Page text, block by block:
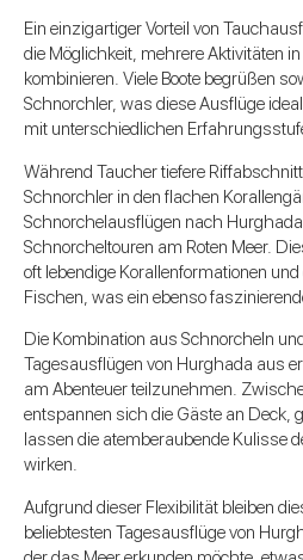
Ein einzigartiger Vorteil von
die Möglichkeit, mehrere Aktivitäten
kombinieren. Viele Boote begrüßen
Schnorchler, was diese Ausflüge
mit unterschiedlichen
Während Taucher tiefere
Schnorchler in den flachen
Schnorchelausflügen nach
Schnorcheltouren am Roten Meer.
oft lebendige Korallenformationen
Fischen, was ein ebenso
Die Kombination aus Schnorcheln
Tagesausflügen von Hurghada aus
am Abenteuer teilzunehmen.
entspannen sich die Gäste an Deck,
lassen die atemberaubende Kulisse
wirken.
Aufgrund dieser Flexibilität bleiben
beliebtesten Tagesausflüge von